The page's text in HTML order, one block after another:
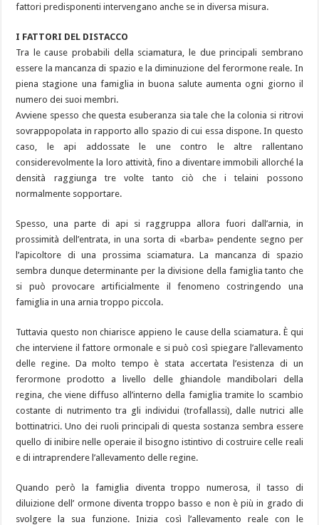
fattori predisponenti intervengano anche se in diversa misura.
I FATTORI DEL DISTACCO
Tra le cause probabili della sciamatura, le due principali sembrano
essere la mancanza di spazio e la diminuzione del ferormone reale. In
piena stagione una famiglia in buona salute aumenta ogni giorno il
numero dei suoi membri.
Avviene spesso che questa esuberanza sia tale che la colonia si ritrovi
sovrappopolata in rapporto allo spazio di cui essa dispone. In questo
caso, le api addossate le une contro le altre rallentano
considerevolmente la loro attività, fino a diventare immobili allorché la
densità raggiunga tre volte tanto ciò che i telaini possono
normalmente sopportare.
Spesso, una parte di api si raggruppa allora fuori dall’arnia, in
prossimità dell’entrata, in una sorta di «barba» pendente segno per
l’apicoltore di una prossima sciamatura. La mancanza di spazio
sembra dunque determinante per la divisione della famiglia tanto che
si può provocare artificialmente il fenomeno costringendo una
famiglia in una arnia troppo piccola.
Tuttavia questo non chiarisce appieno le cause della sciamatura. È qui
che interviene il fattore ormonale e si può così spiegare l’allevamento
delle regine. Da molto tempo è stata accertata l’esistenza di un
ferormone prodotto a livello delle ghiandole mandibolari della
regina, che viene diffuso all’interno della famiglia tramite lo scambio
costante di nutrimento tra gli individui (trofallassi), dalle nutrici alle
bottinatrici. Uno dei ruoli principali di questa sostanza sembra essere
quello di inibire nelle operaie il bisogno istintivo di costruire celle reali
e di intraprendere l’allevamento delle regine.
Quando però la famiglia diventa troppo numerosa, il tasso di
diluizione dell’ ormone diventa troppo basso e non è più in grado di
svolgere la sua funzione. Inizia così l’allevamento reale con le